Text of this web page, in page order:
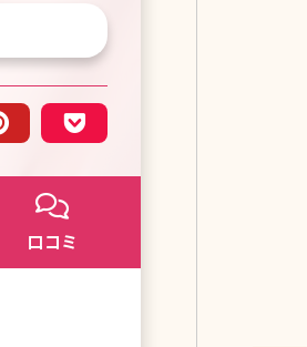
口コミ